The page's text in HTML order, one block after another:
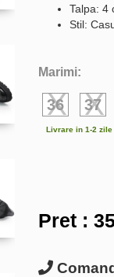
Talpa: 4
Stil:
Marimi:
36 37
Livrare in 1-2
Pret :